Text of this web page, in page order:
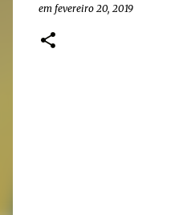
em fevereiro 20, 2019